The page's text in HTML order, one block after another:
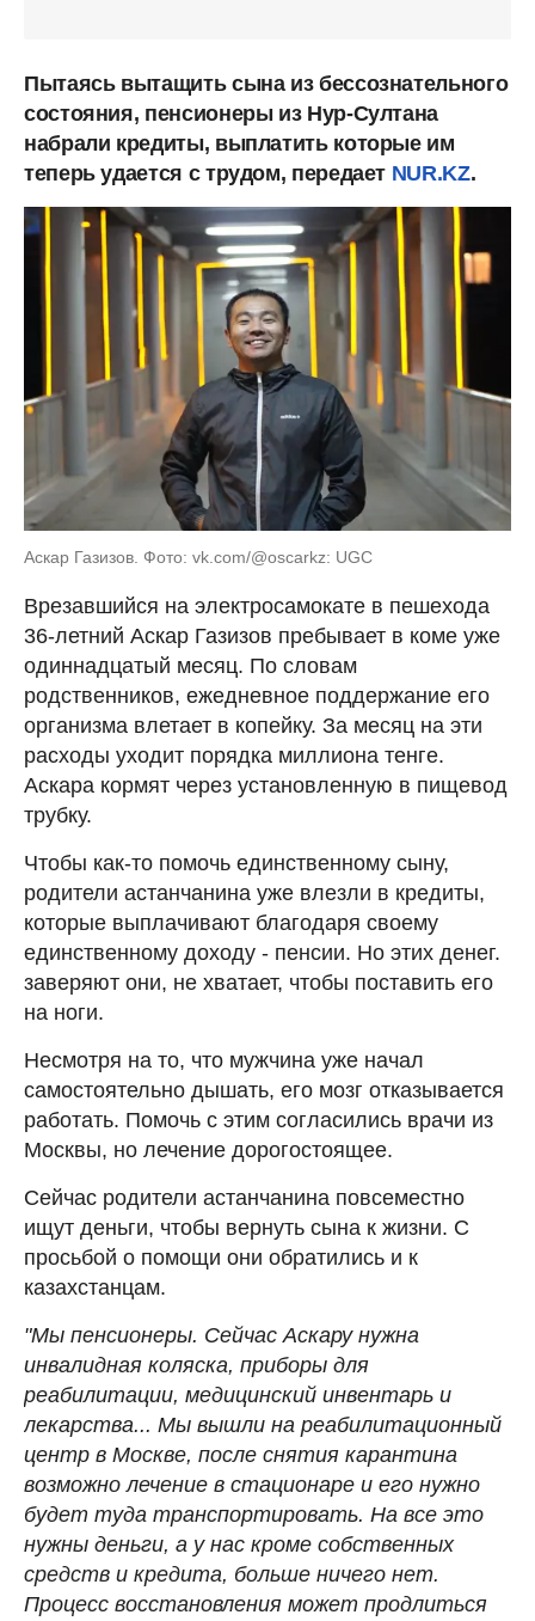
Пытаясь вытащить сына из бессознательного
состояния, пенсионеры из Нур-Султана
набрали кредиты, выплатить которые им
теперь удается с трудом, передает NUR.KZ.
Аскар Газизов. Фото: vk.com/@oscarkz: UGC
Врезавшийся на электросамокате в пешехода
36-летний Аскар Газизов пребывает в коме уже
одиннадцатый месяц. По словам
родственников, ежедневное поддержание его
организма влетает в копейку. За месяц на эти
расходы уходит порядка миллиона тенге.
Аскара кормят через установленную в пищевод
трубку.
Чтобы как-то помочь единственному сыну,
родители астанчанина уже влезли в кредиты,
которые выплачивают благодаря своему
единственному доходу - пенсии. Но этих денег.
заверяют они, не хватает, чтобы поставить его
на ноги.
Несмотря на то, что мужчина уже начал
самостоятельно дышать, его мозг отказывается
работать. Помочь с этим согласились врачи из
Москвы, но лечение дорогостоящее.
Сейчас родители астанчанина повсеместно
ищут деньги, чтобы вернуть сына к жизни. С
просьбой о помощи они обратились и к
казахстанцам.
"Мы пенсионеры. Сейчас Аскару нужна
инвалидная коляска, приборы для
реабилитации, медицинский инвентарь и
лекарства... Мы вышли на реабилитационный
центр в Москве, после снятия карантина
возможно лечение в стационаре и его нужно
будет туда транспортировать. На все это
нужны деньги, а у нас кроме собственных
средств и кредита, больше ничего нет.
Процесс восстановления может продлиться